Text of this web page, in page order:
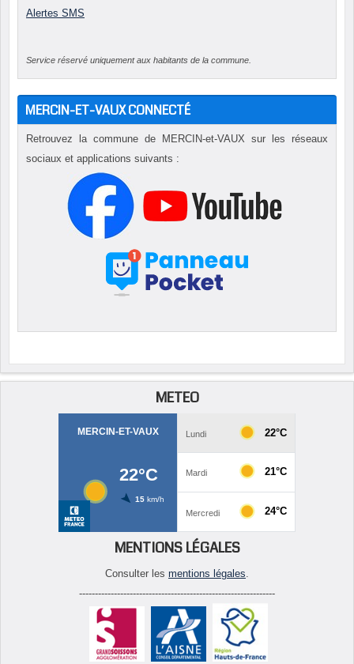
Alertes SMS
Service réservé uniquement aux habitants de la commune.
MERCIN-ET-VAUX CONNECTÉ
Retrouvez la commune de MERCIN-et-VAUX sur les réseaux
sociaux et applications suivants :
METEO
MENTIONS LÉGALES
Consulter les mentions légales.
--------------------------------------------------------------